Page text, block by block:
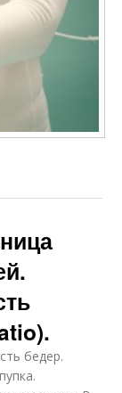
бедер.